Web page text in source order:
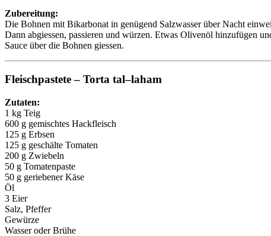
Zubereitung:
Die Bohnen mit Bikarbonat in genügend Salzwasser über Nacht
Dann abgiessen, passieren und würzen. Etwas Olivenöl hinzufügen
Sauce über die Bohnen giessen.
Fleischpastete – Torta tal–laham
Zutaten:
1 kg Teig
600 g gemischtes Hackfleisch
125 g Erbsen
125 g geschälte Tomaten
200 g Zwiebeln
50 g Tomatenpaste
50 g geriebener Käse
Öl
3 Eier
Salz, Pfeffer
Gewürze
Wasser oder Brühe